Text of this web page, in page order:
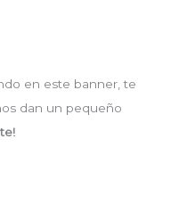
en este banner, te
dan un pequeño